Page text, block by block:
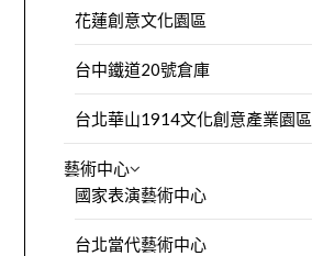
花蓮創意文化園區
台中鐵道20號倉庫
台北華山1914文化創意產業園區
藝術中心
國家表演藝術中心
台北當代藝術中心